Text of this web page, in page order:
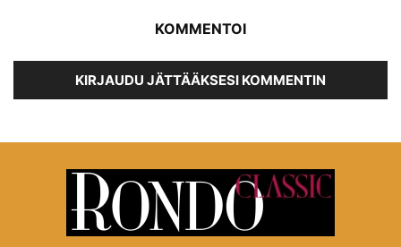
KOMMENTOI
KIRJAUDU JÄTTÄÄKSESI KOMMENTIN